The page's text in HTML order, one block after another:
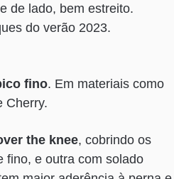
de lado, bem estreito.
do verão 2023.
fino. Em materiais como
Cherry.
the knee, cobrindo os
fino, e outra com solado